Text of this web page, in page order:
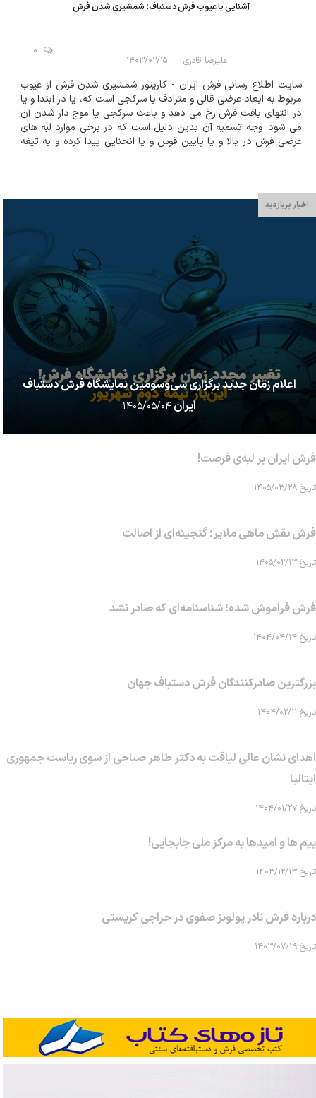
آشنایی با عیوب فرش دستباف؛ شمشیری شدن فرش
علیرضا قادری ۱۴۰۳/۰۲/۱۵
0
سایت اطلاع رسانی فرش ایران - کارپتور شمشیری شدن فرش از عیوب
مربوط به ابعاد عرضی قالی و مترادف با سرکجی است که، یا در ابتدا و یا
در انتهای بافت فرش رخ می دهد و باعث سرکجی یا موج دار شدن آن
می شود. وجه تسمیه آن بدین دلیل است که در برخی موارد لبه های
عرضی فرش در بالا و یا پایین قوس و یا انحنایی پیدا کرده و به تیغه
اخبار پربازدید
اعلام زمان جدید برگزاری سی‌وسومین نمایشگاه فرش دستباف
ایران۱۴۰۵/۰۵/۰۴
فرش ایران بر لبه‌ی فرصت!
تاریخ ۱۴۰۵/۰۳/۲۸
فرش نقش ماهی‌ ملایر؛ گنجینه‌ای از اصالت
تاریخ ۱۴۰۵/۰۲/۱۳
فرش فراموش شده؛ شناسنامه‌ای که صادر نشد
تاریخ ۱۴۰۴/۰۴/۱۴
بزرگترین صادرکنندگان فرش دستباف جهان
تاریخ ۱۴۰۴/۰۲/۱۱
اهدای نشان عالی لیاقت به دکتر طاهر صباحی از سوی ریاست جمهوری
ایتالیا
تاریخ ۱۴۰۴/۰۱/۲۷
بیم ها و امیدها به مرکز ملی جابجایی!
تاریخ ۱۴۰۳/۱۲/۱۳
درباره فرش نادر پولونز صفوی در حراجی کریستی
تاریخ ۱۴۰۳/۰۷/۲۹